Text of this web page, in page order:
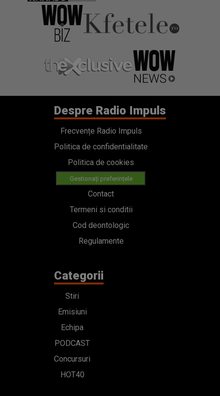
Despre Radio Impuls
Frecvențe Radio Impuls
Politica de confidentialitate
Politica de cookies
Gestionați preferințele
Contact
Termeni si conditii
Cod deontologic
Regulamente
Categorii
Stiri
Emisiuni
Echipa
PODCAST
Concursuri
HOT40